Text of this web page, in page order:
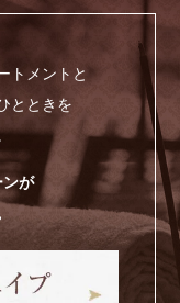
トメントと
とときを
ンが